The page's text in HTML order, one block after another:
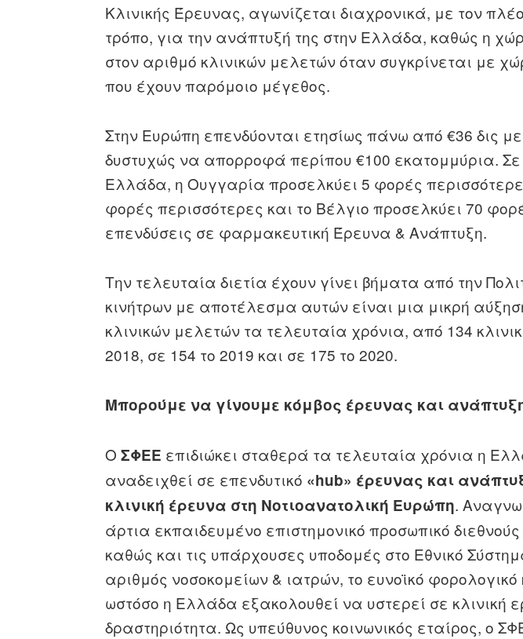
Κλινικής Έρευνας, αγωνίζεται διαχρονικά, με τον
τρόπο, για την ανάπτυξή της στην Ελλάδα, καθώς η
στον αριθμό κλινικών μελετών όταν συγκρίνεται με
που έχουν παρόμοιο μέγεθος.
Στην Ευρώπη επενδύονται ετησίως πάνω από €36 δις
δυστυχώς να απορροφά περίπου €100 εκατομμύρια. Σε
Ελλάδα, η Ουγγαρία προσελκύει 5 φορές
φορές περισσότερες και το Βέλγιο προσελκύει 70
επενδύσεις σε φαρμακευτική Έρευνα & Ανάπτυξη.
Την τελευταία διετία έχουν γίνει βήματα από την
κινήτρων με αποτέλεσμα αυτών είναι μια μικρή
κλινικών μελετών τα τελευταία χρόνια, από 134
2018, σε 154 το 2019 και σε 175 το 2020.
Μπορούμε να γίνουμε κόμβος έρευνας και
ΟΣΦΕΕ επιδιώκει σταθερά τα τελευταία χρόνια η
αναδειχθεί σε επενδυτικό «hub» έρευνας και
κλινική έρευνα στη Νοτιοανατολική Ευρώπη.
άρτια εκπαιδευμένο επιστημονικό προσωπικό
καθώς και τις υπάρχουσες υποδομές στο Εθνικό
αριθμός νοσοκομείων & ιατρών, το ευνοϊκό
ωστόσο η Ελλάδα εξακολουθεί να υστερεί σε κλινική
δραστηριότητα. Ως υπεύθυνος κοινωνικός εταίρος, ο